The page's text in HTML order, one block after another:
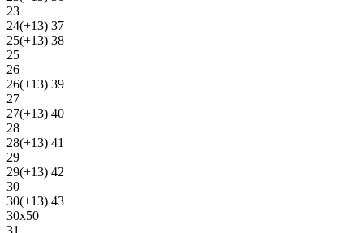
23
24(+13) 37
25(+13) 38
25
26
26(+13) 39
27
27(+13) 40
28
28(+13) 41
29
29(+13) 42
30
30(+13) 43
30х50
31